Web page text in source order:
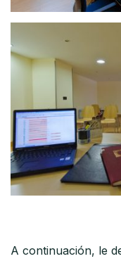
A continuación, le